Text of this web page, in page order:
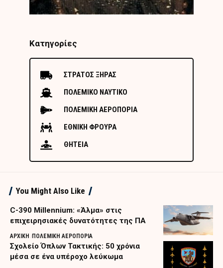
Κατηγορίες
ΣΤΡΑΤΟΣ ΞΗΡΑΣ
ΠΟΛΕΜΙΚΟ ΝΑΥΤΙΚΟ
ΠΟΛΕΜΙΚΗ ΑΕΡΟΠΟΡΙΑ
ΕΘΝΙΚΗ ΦΡΟΥΡΑ
ΘΗΤΕΙΑ
You Might Also Like
C-390 Millennium: «Άλμα» στις
επιχειρησιακές δυνατότητες της ΠΑ
ΑΡΧΙΚΗ ΠΟΛΕΜΙΚΗ ΑΕΡΟΠΟΡΙΑ
Σχολείο Όπλων Τακτικής: 50 χρόνια
μέσα σε ένα υπέροχο λεύκωμα